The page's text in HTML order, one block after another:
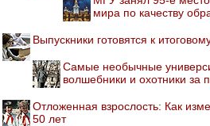
мира по качеству
Выпускники готовятся к
Самые необычные
волшебники и охотники за
Отложенная взрослость: Как
50 лет